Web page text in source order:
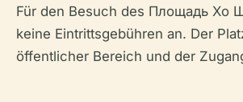
Für den Besuch des Площадь Хо
keine Eintrittsgebühren an. Der
öffentlicher Bereich und der